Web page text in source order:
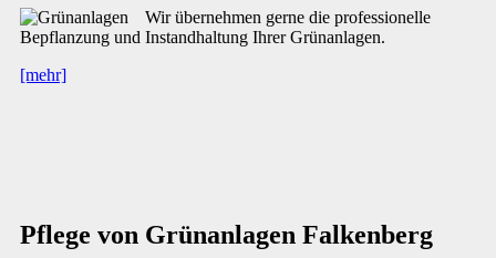
Wir übernehmen gerne die professionelle
Bepflanzung und Instandhaltung Ihrer Grünanlagen.
[mehr]
Pflege von Grünanlagen Falkenberg